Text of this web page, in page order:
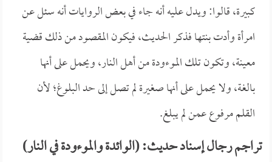
كبيرة، قالوا: ويدل عليه أنه جاء في بعض الروايات أنه سئل عن
امرأة وأدت بنتها فذكر الحديث، فيكون المقصود من ذلك قضية
معينة، وتكون تلك الموءودة من أهل النار، ويحمل على أنها
بالغة، ولا يحمل على أنها صغيرة لم تصل إلى حد البلوغ؛ لأن
القلم مرفوع عمن لم يبلغ.
تراجم رجال إسناد حديث: (الوائدة والموءودة في النار)